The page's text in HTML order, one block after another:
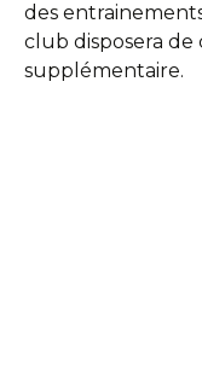
des
club disposera de
supplémentaire.